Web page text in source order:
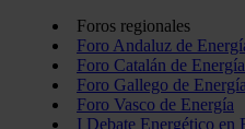
Foros regionales
Foro Andaluz de
Foro Catalán de Energía
Foro Gallego de
Foro Vasco de Energía
I Debate Energético en